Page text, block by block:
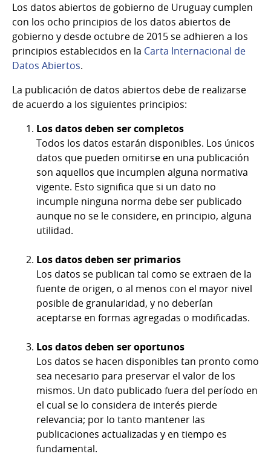
Los datos abiertos de gobierno de Uruguay cumplen
con los ocho principios de los datos abiertos de
gobierno y desde octubre de 2015 se adhieren a los
principios establecidos en la Carta Internacional de
Datos Abiertos.
La publicación de datos abiertos debe de realizarse
de acuerdo a los siguientes principios:
Los datos deben ser completos
Todos los datos estarán disponibles. Los únicos
datos que pueden omitirse en una publicación
son aquellos que incumplen alguna normativa
vigente. Esto significa que si un dato no
incumple ninguna norma debe ser publicado
aunque no se le considere, en principio, alguna
utilidad.
Los datos deben ser primarios
Los datos se publican tal como se extraen de la
fuente de origen, o al menos con el mayor nivel
posible de granularidad, y no deberían
aceptarse en formas agregadas o modificadas.
Los datos deben ser oportunos
Los datos se hacen disponibles tan pronto como
sea necesario para preservar el valor de los
mismos. Un dato publicado fuera del período en
el cual se lo considera de interés pierde
relevancia; por lo tanto mantener las
publicaciones actualizadas y en tiempo es
fundamental.